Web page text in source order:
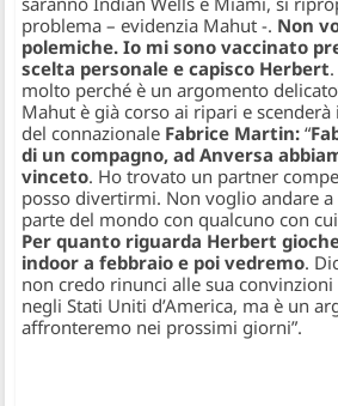
problema –evidenzia Mahut -. Non
polemiche. Io mi sono vaccinato
scelta personale e capisco Herbert
molto perché è un argomento
Mahut è già corso ai ripari e
del connazionale Fabrice Martin:“
di un compagno, ad Anversa
vinceto. Ho trovato un partner
posso divertirmi. Non voglio andare a
parte del mondo con qualcuno con
Per quanto riguarda Herbert
indoor a febbraio e poi vedremo.
non credo rinunci alle sua
negli Stati Uniti d’America, ma è un
affronteremo nei prossimi giorni”.